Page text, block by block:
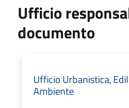
Ufficio
documento
Ufficio Urbanistica,
Ambiente